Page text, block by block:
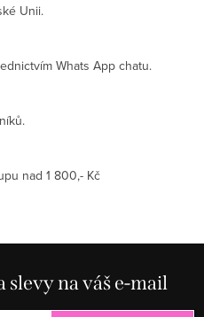
Unii.
Whats App chatu.
nad 1 800,- Kč
na váš e-mail